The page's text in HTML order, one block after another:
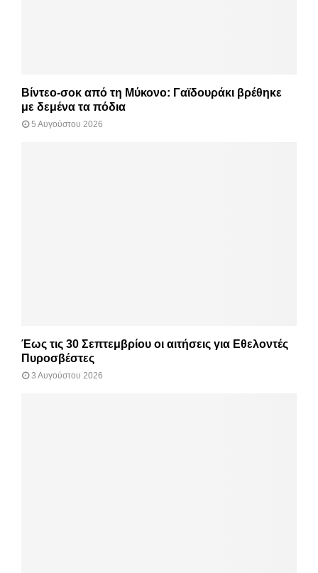
Βίντεο-σοκ από τη Μύκονο: Γαϊδουράκι βρέθηκε
με δεμένα τα πόδια
5 Αυγούστου 2026
Έως τις 30 Σεπτεμβρίου οι αιτήσεις για Εθελοντές
Πυροσβέστες
3 Αυγούστου 2026